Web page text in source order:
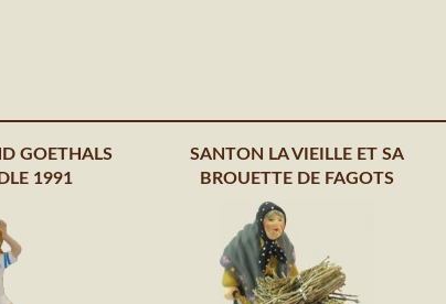
GOETHALS
1991
SANTON LA VIEILLE ET SA
BROUETTE DE FAGOTS